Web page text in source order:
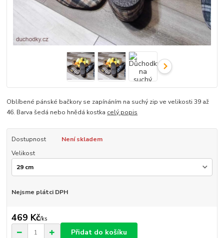
Oblíbené pánské bačkory se zapínáním na suchý zip ve velikosti 39 až
46. Barva šedá nebo hnědá kostka celý popis
Dostupnost
Není skladem
Velikost
Nejsme plátci DPH
469 Kč/ks
Přidat do košíku